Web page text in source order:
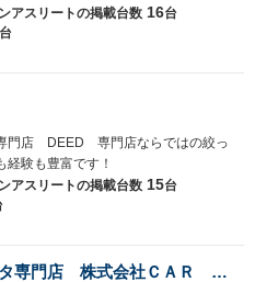
アスリートの掲載台数 16台
台
門店 DEED 専門店ならではの絞っ
経験も豊富です！
アスリートの掲載台数 15台
クラウン・クラウンマジェスタ専門店 株式会社ＣＡＲ ＲＥＬＡＸ